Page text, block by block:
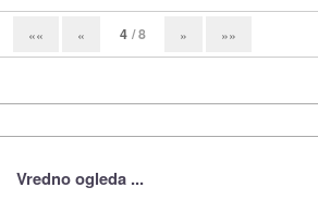
«« « 4 / 8 » »»
Vredno ogleda ...